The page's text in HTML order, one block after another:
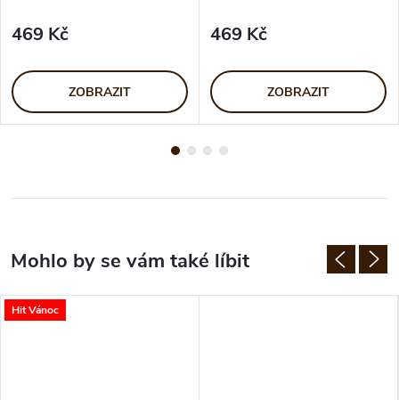
469 Kč
ZOBRAZIT
469 Kč
ZOBRAZIT
Hit Vánoc